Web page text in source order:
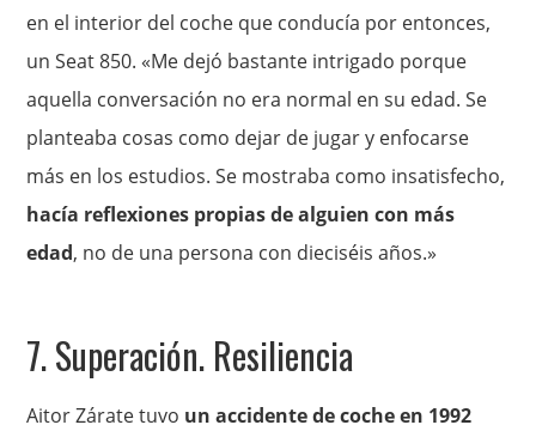
en el interior del coche que conducía por entonces,
un Seat 850. «Me dejó bastante intrigado porque
aquella conversación no era normal en su edad. Se
planteaba cosas como dejar de jugar y enfocarse
más en los estudios. Se mostraba como insatisfecho,
hacía reflexiones propias de alguien con más
edad, no de una persona con dieciséis años.»
7. Superación. Resiliencia
Aitor Zárate tuvo un accidente de coche en 1992